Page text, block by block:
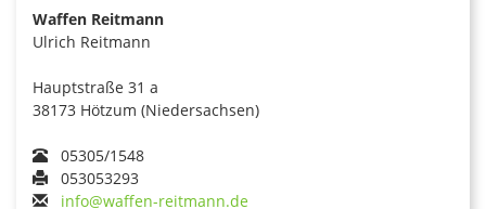
Waffen Reitmann
Ulrich Reitmann
Hauptstraße 31 a
38173 Hötzum (Niedersachsen)
05305/1548
053053293
info@waffen-reitmann.de